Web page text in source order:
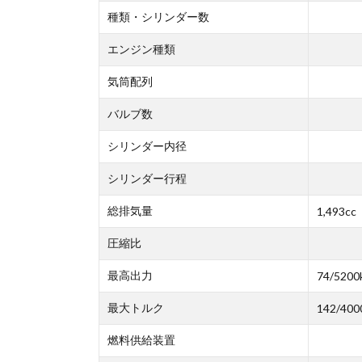
種類・シリンダー数
エンジン種類
気筒配列
バルブ数
シリンダー内径
シリンダー行程
総排気量 1,493cc
圧縮比
最高出力 74/
最大トルク 142/
燃料供給装置